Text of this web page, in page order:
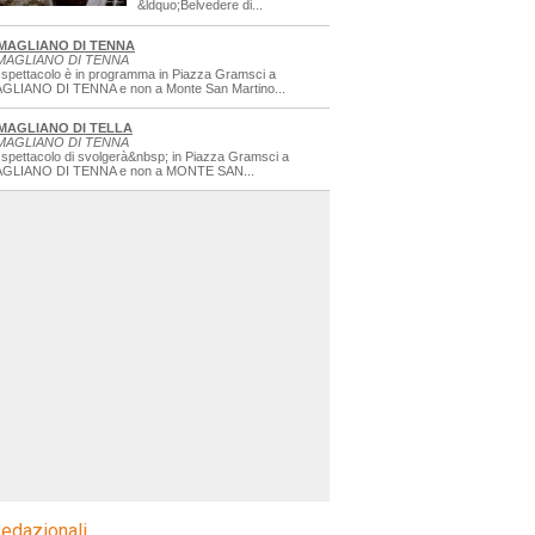
&ldquo;Belvedere di...
DI TENNA
DI TENNA
spettacolo è in programma in Piazza Gramsci a
DI TENNA e non a Monte San Martino...
DI TELLA
DI TENNA
spettacolo di svolgerà&nbsp; in Piazza Gramsci a
DI TENNA e non a MONTE SAN...